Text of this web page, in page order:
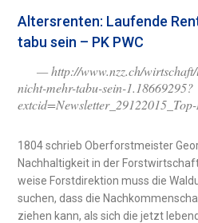
Altersrenten: Laufende
tabu sein – PK PWC
— http://www.nzz.ch/
nicht-mehr-tabu-sein-1.18669295?
1804 schrieb Oberforstmeister
Nachhaltigkeit in der
weise Forstdirektion muss die
suchen, dass die
ziehen kann, als sich die jetzt